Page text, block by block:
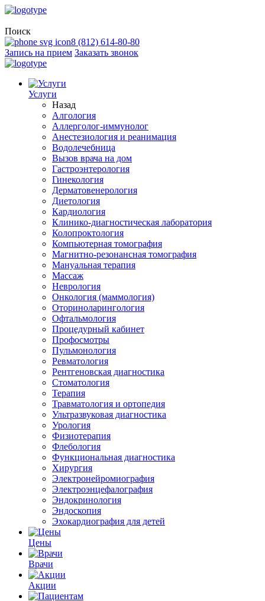
Поиск
8 (812) 614-80-80
Запись на прием Заказать звонок
Услуги
Назад
Алгология
Аллерголог-иммунолог
Анестезиология и реанимация
Водолечебница
Вызов врача на дом
Гастроэнтерология
Гинекология
Дерматовенерология
Диетология
Кардиология
Клинико-диагностическая лаборатория
Колопроктология
Компьютерная томография
Магнитно-резонансная томография
Мануальная терапия
Массаж
Неврология
Онкология (маммология)
Оториноларингология
Офтальмология
Процедурный кабинет
Профосмотры
Пульмонология
Ревматология
Рентгеновская диагностика
Стоматология
Терапия
Травматология и ортопедия
Ультразвуковая диагностика
Урология
Физиотерапия
Флебология
Функциональная диагностика
Хирургия
Электронейромиография
Электроэнцефалография
Эндокринология
Эндоскопия
Эхокардиография для детей
Цены
Врачи
Акции